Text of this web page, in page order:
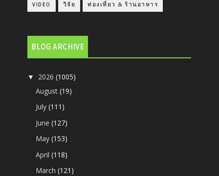
VIDEO วิจัย ท่องเที่ยว & ร้านอาหาร
BLOG ARCHIVE
▼ 2026(1005)
August(19)
July(111)
June(127)
May(153)
April(118)
March(121)